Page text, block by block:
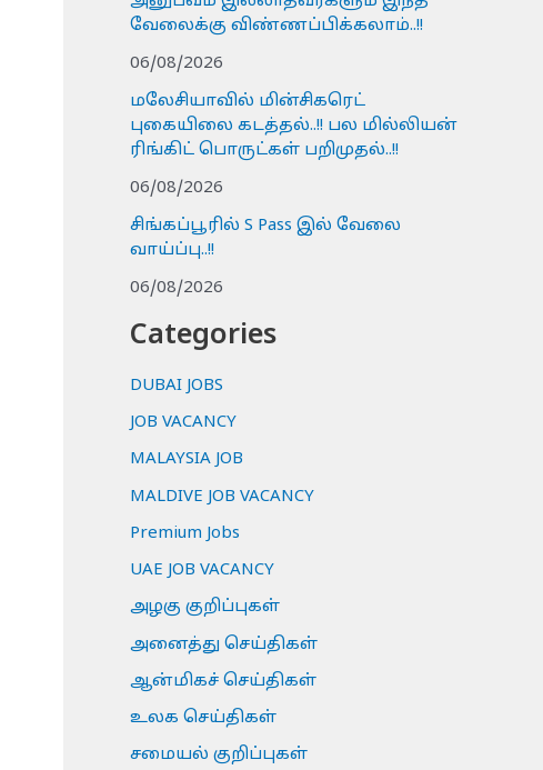
வேலைக்கு விண்ணப்பிக்கலாம்..!!
06/08/2026
மலேசியாவில் மின்சிகரெட்
புகையிலை கடத்தல்..!! பல மில்லியன்
ரிங்கிட் பொருட்கள் பறிமுதல்..!!
06/08/2026
சிங்கப்பூரில் S Pass இல் வேலை
வாய்ப்பு..!!
06/08/2026
Categories
DUBAI JOBS
JOB VACANCY
MALAYSIA JOB
MALDIVE JOB VACANCY
Premium Jobs
UAE JOB VACANCY
அழகு குறிப்புகள்
அனைத்து செய்திகள்
ஆன்மிகச் செய்திகள்
உலக செய்திகள்
சமையல் குறிப்புகள்